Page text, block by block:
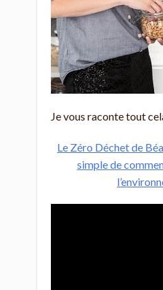
Je vous raconte tout
Le Zéro Déchet de
simple de